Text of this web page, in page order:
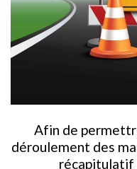
Afin de
déroulement des
récapitulatif